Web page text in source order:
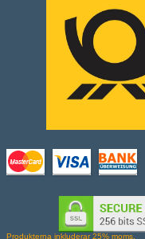
Produkterna inkluderar 25% moms.